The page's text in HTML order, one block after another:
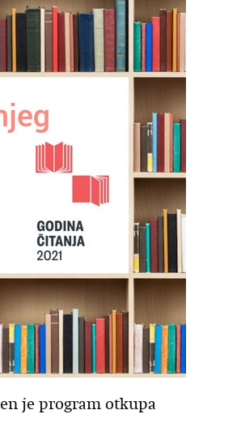
je program otkupa